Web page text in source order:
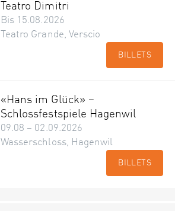
Teatro Dimitri
Bis 15.08.2026
Teatro Grande, Verscio
BILLETS
«Hans im Glück» –
Schlossfestspiele Hagenwil
09.08 – 02.09.2026
Wasserschloss, Hagenwil
BILLETS